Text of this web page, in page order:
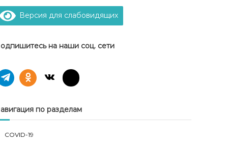
Версия для слабовидящих
на наши соц. сети
по разделам
COVID-19